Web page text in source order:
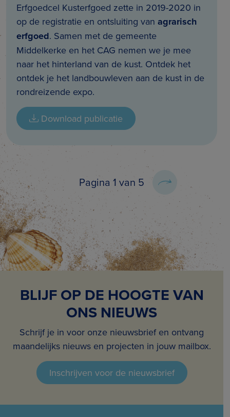
Erfgoedcel Kusterfgoed zette in 2019-2020 in
op de registratie en ontsluiting van agrarisch
erfgoed. Samen met de gemeente
Middelkerke en het CAG nemen we je mee
naar het hinterland van de kust. Ontdek het
ontdek je het landbouwleven aan de kust in de
rondreizende expo.
Download publicatie
Pagina 1 van 5
BLIJF OP DE HOOGTE VAN
ONS NIEUWS
Schrijf je in voor onze nieuwsbrief en ontvang
maandelijks nieuws en projecten in jouw mailbox.
Inschrijven voor de nieuwsbrief